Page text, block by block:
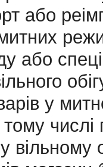
реімпорт,
зони для їх
у
числі
обігу